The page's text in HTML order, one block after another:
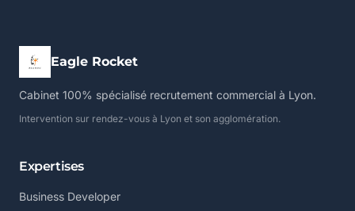
Eagle Rocket
Cabinet 100% spécialisé recrutement commercial à Lyon.
Intervention sur rendez-vous à Lyon et son agglomération.
Expertises
Business Developer